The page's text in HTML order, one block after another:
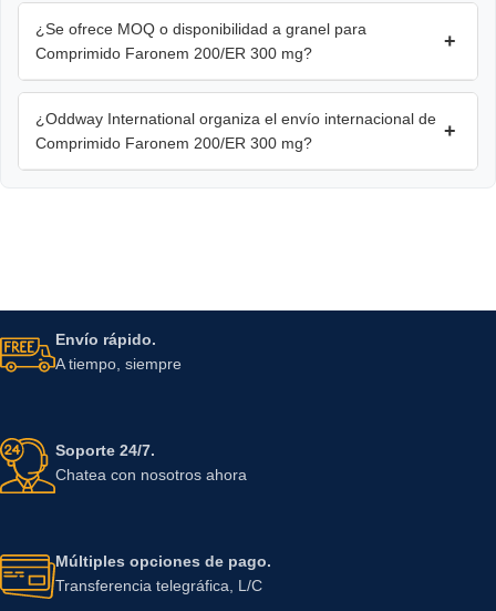
¿Se ofrece MOQ o disponibilidad a granel para
Comprimido Faronem 200/ER 300 mg?
+
¿Oddway International organiza el envío internacional de
Comprimido Faronem 200/ER 300 mg?
+
Envío rápido.
A tiempo, siempre
Soporte 24/7.
Chatea con nosotros ahora
Múltiples opciones de pago.
Transferencia telegráfica, L/C